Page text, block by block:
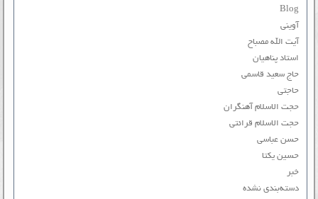
Blog
آوینی
آیت الله مصباح
استاد پناهیان
حاج سعید قاسمی
حاجتی
حجت الاسلام آهنگران
حجت الاسلام قرائتی
حسن عباسی
حسین یکتا
خبر
دسته‌بندی نشده